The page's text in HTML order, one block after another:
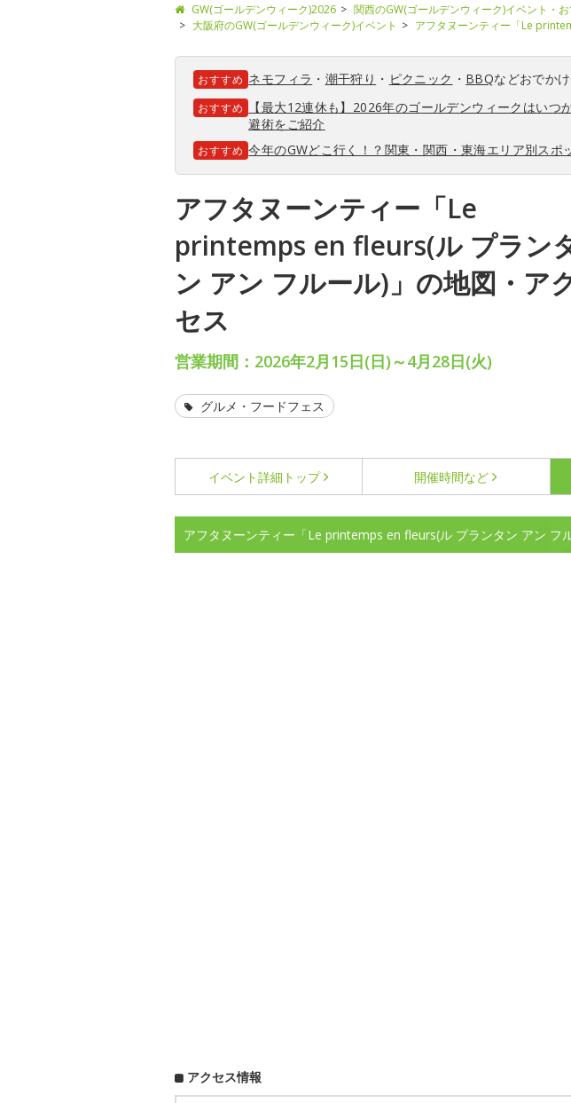
GW(ゴールデンウィーク)2026 関西のGW(ゴールデンウィーク)イベント・
大阪府のGW(ゴールデンウィーク)イベント
アフタヌーンティー「Le
おすすめ ネモフィラ ・ 潮干狩り ・ ピクニック ・ BBQなどおでか
おすすめ
【最大12連休も】2026年のゴールデンウィークはいつ
避術をご紹介
おすすめ 今年のGWどこ行く！？関東・関西・東海エリア別スポ
アフタヌーンティー「Le
printemps en fleurs(ル プラン
ン アン フルール)」の地図・ア
セス
営業期間：2026年2月15日(日)～4月28日(火)
グルメ・フードフェス
イベント詳細 トップ 開催時間など
アフタヌーンティー「Le printemps en fleurs(ル プランタン アン フ
アクセス情報